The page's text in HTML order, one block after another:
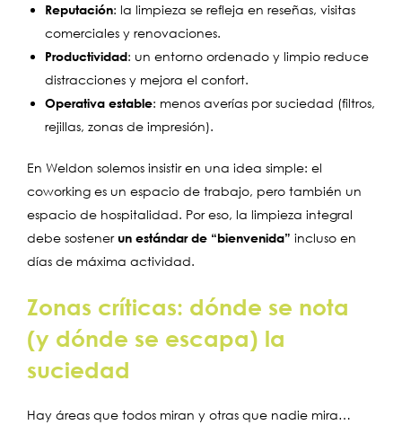
Reputación: la limpieza se refleja en reseñas, visitas
comerciales y renovaciones.
Productividad: un entorno ordenado y limpio reduce
distracciones y mejora el confort.
Operativa estable: menos averías por suciedad (filtros,
rejillas, zonas de impresión).
En Weldon solemos insistir en una idea simple: el
coworking es un espacio de trabajo, pero también un
espacio de hospitalidad. Por eso, la limpieza integral
debe sostener un estándar de “bienvenida” incluso en
días de máxima actividad.
Zonas críticas: dónde se nota
(y dónde se escapa) la
suciedad
Hay áreas que todos miran y otras que nadie mira…